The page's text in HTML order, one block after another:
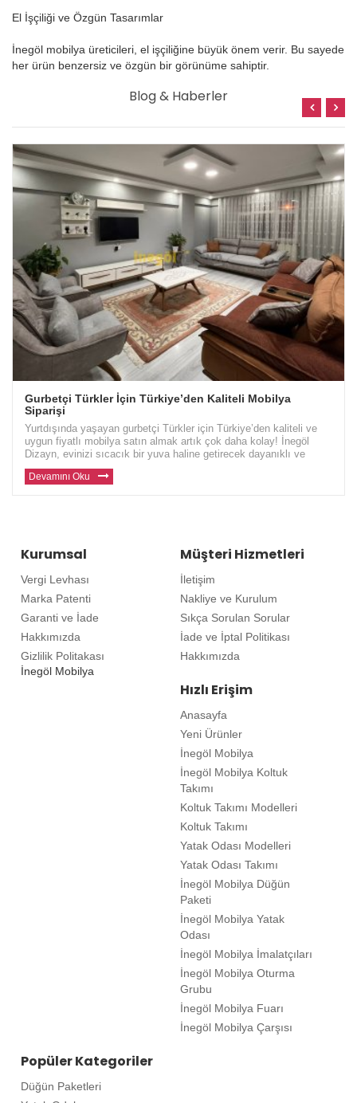
El İşçiliği ve Özgün Tasarımlar
İnegöl mobilya üreticileri, el işçiliğine büyük önem verir. Bu sayede
her ürün benzersiz ve özgün bir görünüme sahiptir.
Blog & Haberler
Gurbetçi Türkler İçin Türkiye’den Kaliteli Mobilya
Siparişi
Yurtdışında yaşayan gurbetçi Türkler için Türkiye’den kaliteli ve
uygun fiyatlı mobilya satın almak artık çok daha kolay! İnegöl
Dizayn, evinizi sıcacık bir yuva haline getirecek dayanıklı ve
modern mobilyalar sunuyor. Avrupa ve diğer ülkelerde yaşayan gu
Devamını Oku
Kurumsal
Vergi Levhası
Marka Patenti
Garanti ve İade
Hakkımızda
Gizlilik Politakası
İnegöl Mobilya
Müşteri Hizmetleri
İletişim
Nakliye ve Kurulum
Sıkça Sorulan Sorular
İade ve İptal Politikası
Hakkımızda
Hızlı Erişim
Anasayfa
Yeni Ürünler
İnegöl Mobilya
İnegöl Mobilya Koltuk
Takımı
Koltuk Takımı Modelleri
Koltuk Takımı
Yatak Odası Modelleri
Yatak Odası Takımı
İnegöl Mobilya Düğün
Paketi
İnegöl Mobilya Yatak
Odası
İnegöl Mobilya İmalatçıları
İnegöl Mobilya Oturma
Grubu
İnegöl Mobilya Fuarı
İnegöl Mobilya Çarşısı
Popüler Kategoriler
Düğün Paketleri